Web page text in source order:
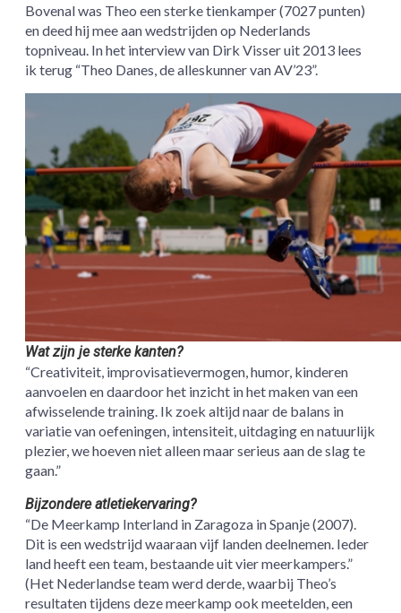
Bovenal was Theo een sterke tienkamper (7027 punten)
en deed hij mee aan wedstrijden op Nederlands
topniveau. In het interview van Dirk Visser uit 2013 lees
ik terug “Theo Danes, de alleskunner van AV’23”.
Wat zijn je sterke kanten?
“Creativiteit, improvisatievermogen, humor, kinderen
aanvoelen en daardoor het inzicht in het maken van een
afwisselende training. Ik zoek altijd naar de balans in
variatie van oefeningen, intensiteit, uitdaging en natuurlijk
plezier, we hoeven niet alleen maar serieus aan de slag te
gaan.”
Bijzondere atletiekervaring?
“De Meerkamp Interland in Zaragoza in Spanje (2007).
Dit is een wedstrijd waaraan vijf landen deelnemen. Ieder
land heeft een team, bestaande uit vier meerkampers.”
(Het Nederlandse team werd derde, waarbij Theo’s
resultaten tijdens deze meerkamp ook meetelden, een